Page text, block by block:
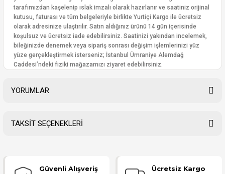
tarafımızdan kaşelenip ıslak imzalı olarak hazırlanır ve saatiniz orijinal
kutusu, faturası ve tüm belgeleriyle birlikte Yurtiçi Kargo ile ücretsiz
olarak adresinize ulaştırılır. Satın aldığınız ürünü 14 gün içerisinde
koşulsuz ve ücretsiz iade edebilirsiniz. Saatinizi yakından incelemek,
bileğinizde denemek veya sipariş sonrası değişim işlemlerinizi yüz
yüze gerçekleştirmek isterseniz; İstanbul Ümraniye Alemdağ
Caddesi’ndeki fiziki mağazamızı ziyaret edebilirsiniz.
YORUMLAR
Yorum Yaz
TAKSİT SEÇENEKLERİ
Güvenli Alışveriş Ücretsiz Kargo